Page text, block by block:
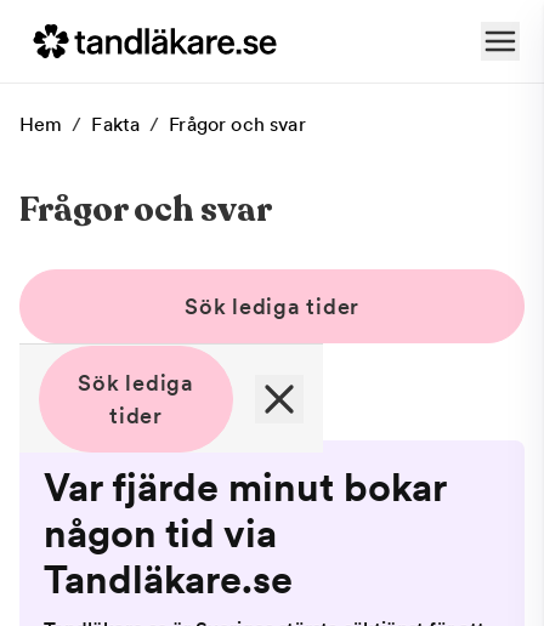
Hem / Fakta / Frågor och svar
Frågor och svar
Sök lediga tider
Sök lediga
tider
Var fjärde minut bokar
någon tid via
Tandläkare.se